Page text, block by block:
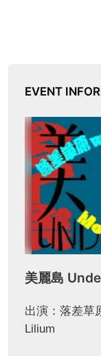
EVENT
美麗島
出演：落差草
Lilium